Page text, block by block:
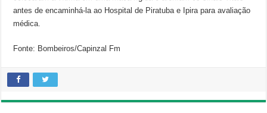
antes de encaminhá-la ao Hospital de Piratuba e Ipira para avaliação
médica.
Fonte: Bombeiros/Capinzal Fm